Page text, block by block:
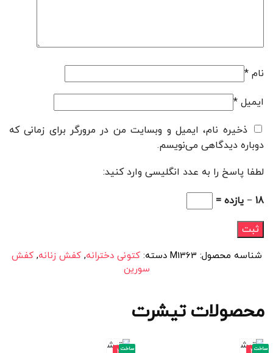
نام *
ایمیل *
ذخیره نام، ایمیل و وبسایت من در مرورگر برای زمانی که
دوباره دیدگاهی می‌نویسم.
لطفا پاسخ را به عدد انگلیسی وارد کنید:
18 − یازده =
شناسه محصول: M1363 دسته:کتونی دخترانه,کفش زنانه,کفش
سورین
محصولات تیشرت
ساخت
ساخت